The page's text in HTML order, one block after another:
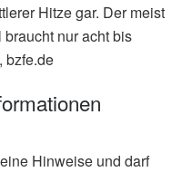
Hitze gar. Der meist
nur acht bis
bzfe.de
Hinweise und darf